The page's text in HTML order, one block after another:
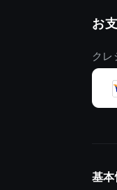
お
クレ
基本